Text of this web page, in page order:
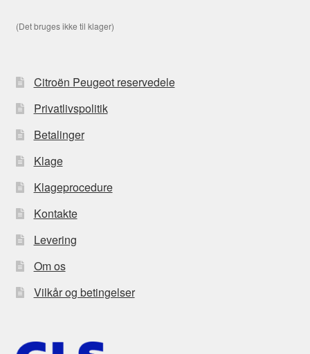
(Det bruges ikke til klager)
Citroën Peugeot reservedele
Privatlivspolitik
Betalinger
Klage
Klageprocedure
Kontakte
Levering
Om os
Vilkår og betingelser